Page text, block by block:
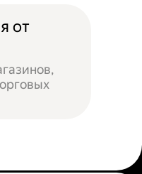
от